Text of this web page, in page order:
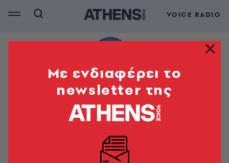
VOICE RADIO
Mε ενδιαφέρει το
newsletter της